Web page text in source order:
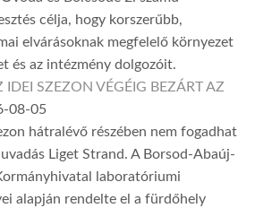
célja, hogy korszerűbb,
elvárásoknak megfelelő környezet
és az intézmény dolgozóit.
IDEI SZEZON VÉGÉIG BEZÁRT AZ
08-05
hátralévő részében nem fogadhat
Liget Strand. A Borsod-Abaúj-
laboratóriumi
alapján rendelte el a fürdőhely